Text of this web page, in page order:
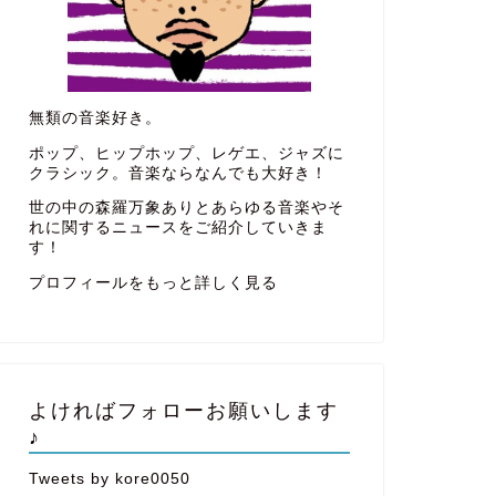
無類の音楽好き。
ポップ、ヒップホップ、レゲエ、ジャズに
クラシック。音楽ならなんでも大好き！
世の中の森羅万象ありとあらゆる音楽やそ
れに関するニュースをご紹介していきま
す！
プロフィールをもっと詳しく見る
よければフォローお願いします
♪
Tweets by kore0050